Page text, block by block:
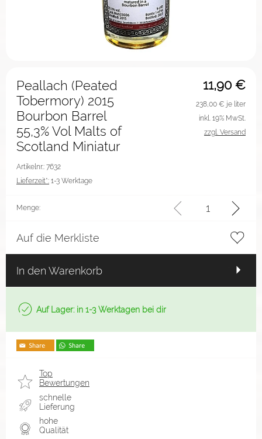
11,90 €
Peallach (Peated
Tobermory) 2015
Bourbon Barrel
55,3% Vol Malts of
Scotland Miniatur
Artikelnr.: 7632
Lieferzeit*: 1-3 Werktage
238,00 € je liter
inkl. 19% MwSt.
zzgl. Versand
Menge:
Auf die Merkliste
In den Warenkorb
Auf Lager: in 1-3 Werktagen bei dir
Top
Bewertungen
schnelle
Lieferung
hohe
Qualität